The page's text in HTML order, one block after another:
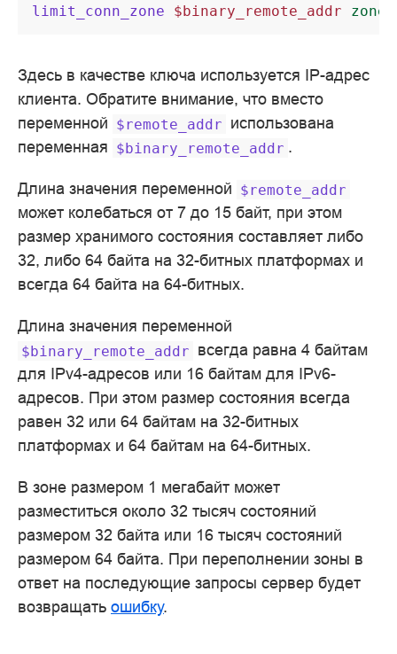
limit_conn_zone $binary_remote_addr
Здесь в качестве ключа используется IP-адрес
клиента. Обратите внимание, что вместо
переменной $remote_addr использована
переменная $binary_remote_addr .
Длина значения переменной $remote_addr
может колебаться от 7 до 15 байт, при этом
размер хранимого состояния составляет либо
32, либо 64 байта на 32-битных платформах и
всегда 64 байта на 64-битных.
Длина значения переменной
$binary_remote_addr всегда равна 4 байтам
для IPv4-адресов или 16 байтам для IPv6-
адресов. При этом размер состояния всегда
равен 32 или 64 байтам на 32-битных
платформах и 64 байтам на 64-битных.
В зоне размером 1 мегабайт может
разместиться около 32 тысяч состояний
размером 32 байта или 16 тысяч состояний
размером 64 байта. При переполнении зоны в
ответ на последующие запросы сервер будет
возвращать ошибку.